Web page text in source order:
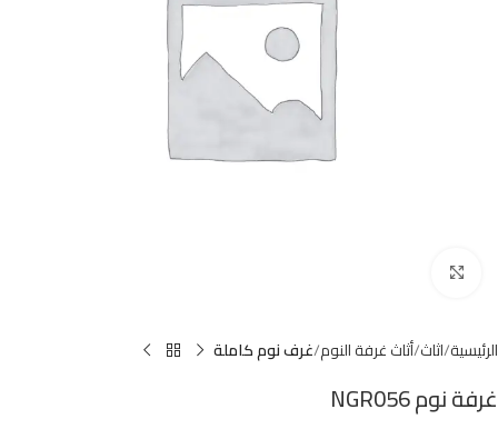
الرئيسية اثاث أثاث غرفة النوم غرف نوم كاملة
غرفة نوم NGR056